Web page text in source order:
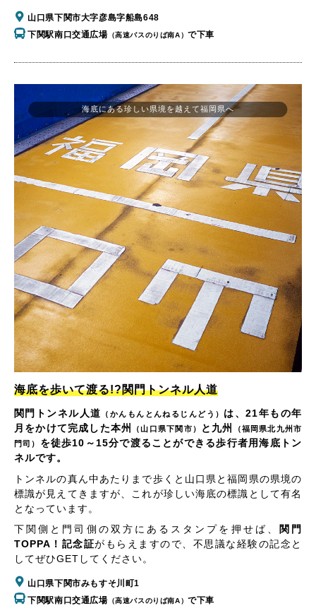
山口県下関市大字彦島字船島648
下関駅南口交通広場 （高速バスのりば南A）で下車
海底を歩いて渡る!?関門トンネル人道
関門トンネル人道 （かんもんとんねるじんどう） は、21年もの年
月をかけて完成した本州
（山口県下関市） と九州
（福岡県北九州市
門司）
を徒歩10～15分で渡ることができる歩行者用海底トン
ネルです。
トンネルの真ん中あたりまで歩くと山口県と福岡県の県境の
標識が見えてきますが、これが珍しい海底の標識として有名
となっています。
下関側と門司側の双方にあるスタンプを押せば、
関門
TOPPA！記念証がもらえますので、不思議な経験の記念と
してぜひGETしてください。
山口県下関市みもすそ川町1
下関駅南口交通広場 （高速バスのりば南A）で下車
海底にある珍しい県境を越えて福岡県へ